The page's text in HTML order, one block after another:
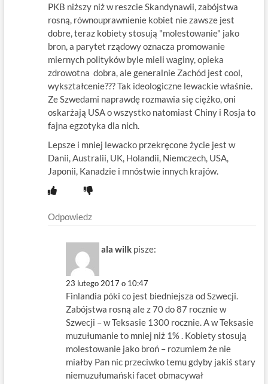
PKB niższy niż w reszcie Skandynawii, zabójstwa
rosną, równouprawnienie kobiet nie zawsze jest
dobre, teraz kobiety stosują "molestowanie" jako
bron, a parytet rządowy oznacza promowanie
miernych polityków byle mieli waginy, opieka
zdrowotna dobra, ale generalnie Zachód jest cool,
wykształcenie??? Tak ideologiczne lewackie właśnie.
Ze Szwedami naprawdę rozmawia się ciężko, oni
oskarżają USA o wszystko natomiast Chiny i Rosja to
fajna egzotyka dla nich.
Lepsze i mniej lewacko przekręcone życie jest w
Danii, Australii, UK, Holandii, Niemczech, USA,
Japonii, Kanadzie i mnóstwie innych krajów.
Odpowiedz
ala wilk pisze:
23 lutego 2017 o 10:47
Finlandia póki co jest biedniejsza od Szwecji.
Zabójstwa rosną ale z 70 do 87 rocznie w
Szwecji – w Teksasie 1300 rocznie. A w Teksasie
muzułumanie to mniej niż 1% . Kobiety stosują
molestowanie jako broń – rozumiem że nie
miałby Pan nic przeciwko temu gdyby jakiś stary
niemuzułumański facet obmacywał